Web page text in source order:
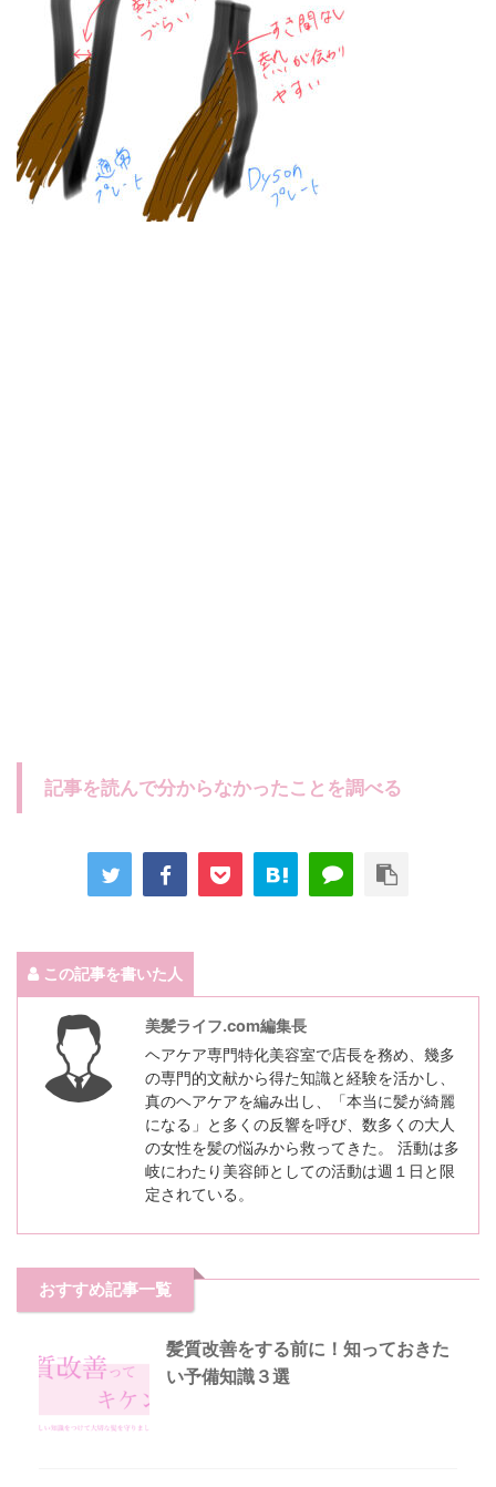
記事を読んで分からなかったことを調べる
この記事を書いた人
美髪ライフ.com編集長
ヘアケア専門特化美容室で店長を務め、幾多
の専門的文献から得た知識と経験を活かし、
真のヘアケアを編み出し、「本当に髪が綺麗
になる」と多くの反響を呼び、数多くの大人
の女性を髪の悩みから救ってきた。 活動は多
岐にわたり美容師としての活動は週１日と限
定されている。
おすすめ記事一覧
髪質改善をする前に！知っておきた
い予備知識３選